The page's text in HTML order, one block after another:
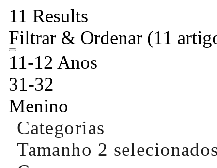
11 Results
Filtrar & Ordenar (11
11-12 Anos
31-32
Menino
Categorias
Tamanho 2